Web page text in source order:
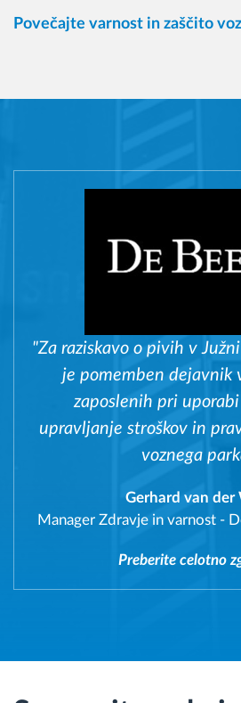
Povečajte varnost in zaščito
"Za raziskavo o pivih v
je pomemben dejavnik
zaposlenih pri
upravljanje stroškov in
voznega
Gerhard van der
Manager Zdravje in varnost -
Preberite celotno